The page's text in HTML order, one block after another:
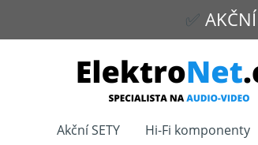
✅ AKČNÍ
Akční SETY Hi-Fi komponenty